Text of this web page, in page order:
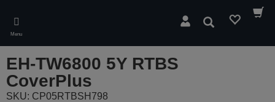
main
content
Menu
Cerca
EH-TW6800 5Y RTBS
CoverPlus
SKU: CP05RTBSH798